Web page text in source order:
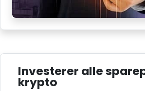
Investerer alle
krypto